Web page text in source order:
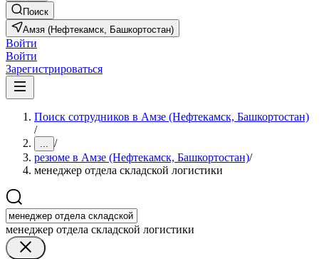
Поиск
Амзя (Нефтекамск, Башкортостан)
Войти
Войти
Зарегистрироваться
Поиск сотрудников в Амзе (Нефтекамск, Башкортостан)
/
... /
резюме в Амзе (Нефтекамск, Башкортостан)/
менеджер отдела складской логистики
менеджер отдела складской логистики